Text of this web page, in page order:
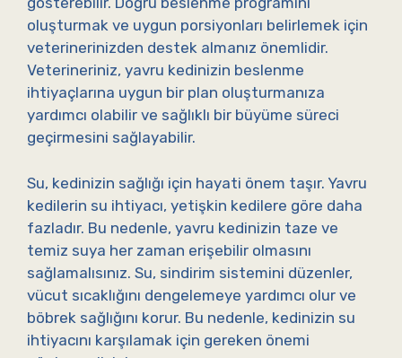
oluşturmak ve uygun porsiyonları belirlemek için
veterinerinizden destek almanız önemlidir.
Veterineriniz, yavru kedinizin beslenme
ihtiyaçlarına uygun bir plan oluşturmanıza
yardımcı olabilir ve sağlıklı bir büyüme süreci
geçirmesini sağlayabilir.
Su, kedinizin sağlığı için hayati önem taşır. Yavru
kedilerin su ihtiyacı, yetişkin kedilere göre daha
fazladır. Bu nedenle, yavru kedinizin taze ve
temiz suya her zaman erişebilir olmasını
sağlamalısınız. Su, sindirim sistemini düzenler,
vücut sıcaklığını dengelemeye yardımcı olur ve
böbrek sağlığını korur. Bu nedenle, kedinizin su
ihtiyacını karşılamak için gereken önemi